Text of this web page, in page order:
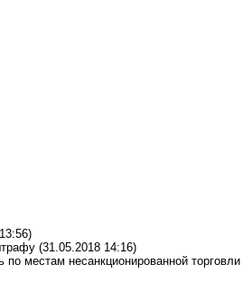
(31.05.2018 14:16)
местам несанкционированной торговли